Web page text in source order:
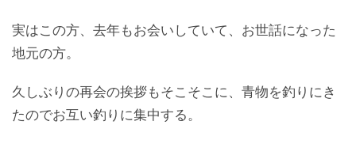
実はこの方、去年もお会いしていて、お世話になった
地元の方。
久しぶりの再会の挨拶もそこそこに、青物を釣りにき
たのでお互い釣りに集中する。